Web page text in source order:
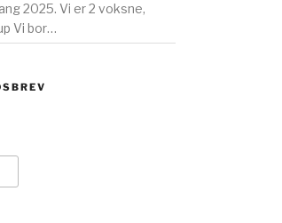
2025. Vi er 2 voksne,
Vi bor…